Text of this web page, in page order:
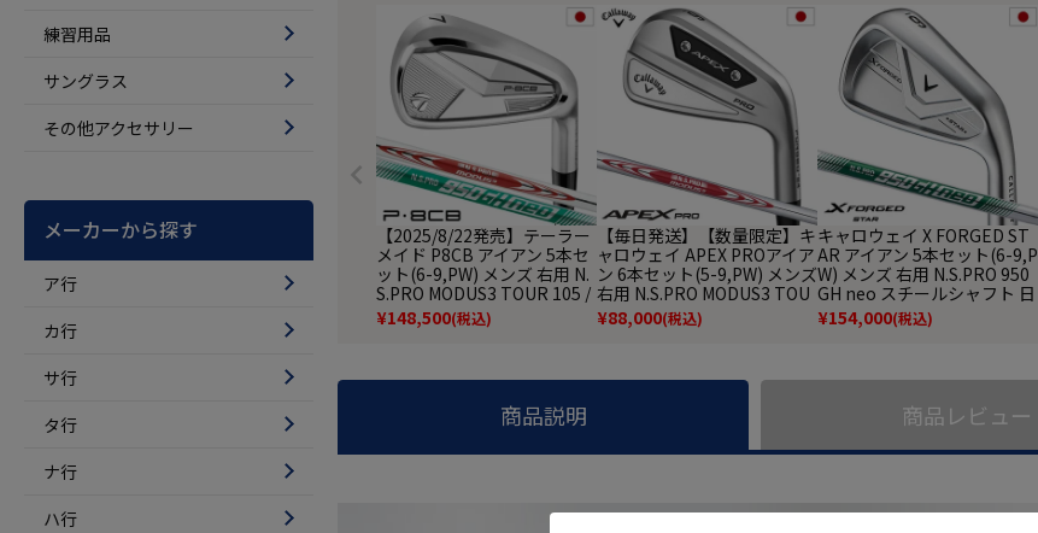
練習用品
サングラス
その他アクセサリー
メーカーから探す
ア行
カ行
サ行
タ行
ナ行
ハ行
【2025/8/22発売】テーラー
メイド P8CB アイアン 5本セ
ット(6-9,PW) メンズ 右用 N.
S.PRO MODUS3 TOUR 105 /
N.S.PRO 950GH NEO スチー
ルシャフト 2025年モデル 日
¥148,500(税込)
【毎日発送】【数量限定】キ
ャロウェイ APEX PROアイア
ン 6本セット(5-9,PW) メンズ
右用 N.S.PRO MODUS3 TOU
R 105 スチールシャフト 202
3年モデル 日本正規品
¥88,000(税込)
キャロウェイ X FORGED ST
AR アイアン 5本セット(6-9,P
W) メンズ 右用 N.S.PRO 950
GH neo スチールシャフト 日
本正規品 2026年モデル Calla
way ゴルフクラブ
¥154,000(税込)
商品説明 商品レビュー